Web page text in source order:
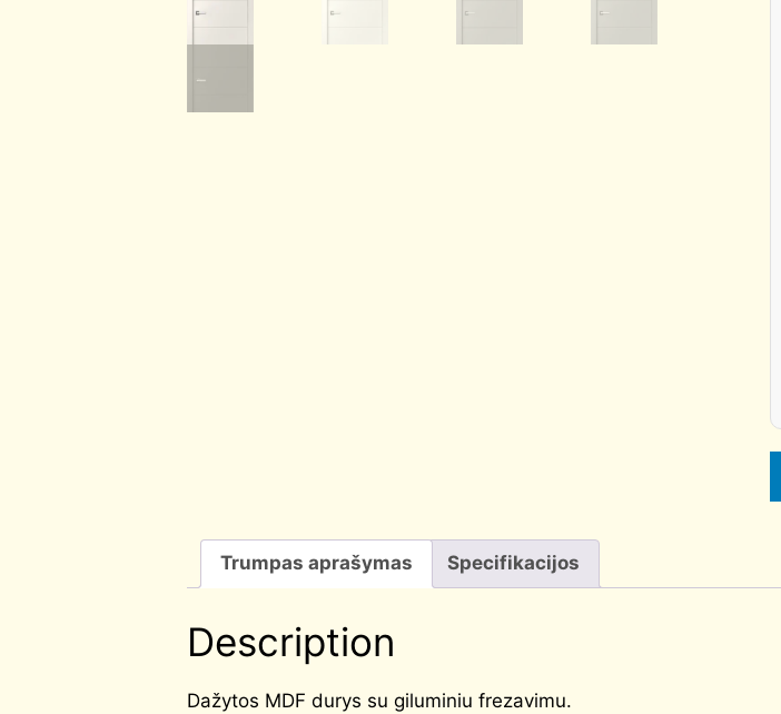
Trumpas aprašymas Specifikacijos
Description
Dažytos MDF durys su giluminiu frezavimu.